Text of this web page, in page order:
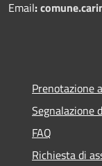
Email:
Prenotazione
Segnalazione
FAQ
Richiesta di